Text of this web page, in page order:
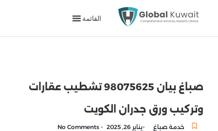
القائمة
صباغ بيان 98075625 تشطيب عقارات
وتركيب ورق جدران الكويت
خدمة صباغ -يناير 26, 2025 -